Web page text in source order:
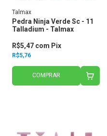
Talmax
Pedra Ninja Verde Sc - 11
Talladium - Talmax
R$5,76
R$5,47 com Pix
COMPRAR